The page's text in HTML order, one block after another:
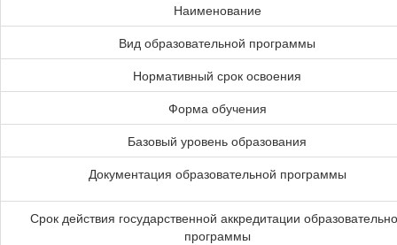
Наименование
Вид образовательной программы
Нормативный срок освоения
Форма обучения
Базовый уровень образования
Документация образовательной программы
Срок действия государственной аккредитации
программы